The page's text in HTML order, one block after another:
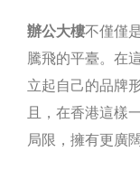
辦公大樓不僅僅
騰飛的平臺。在
立起自己的品牌
且，在香港這樣
局限，擁有更廣